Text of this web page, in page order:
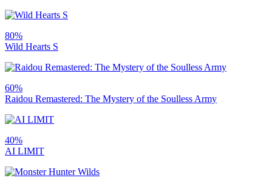
80%
Wild Hearts S
60%
Raidou Remastered: The Mystery of the Soulless Army
40%
AI LIMIT